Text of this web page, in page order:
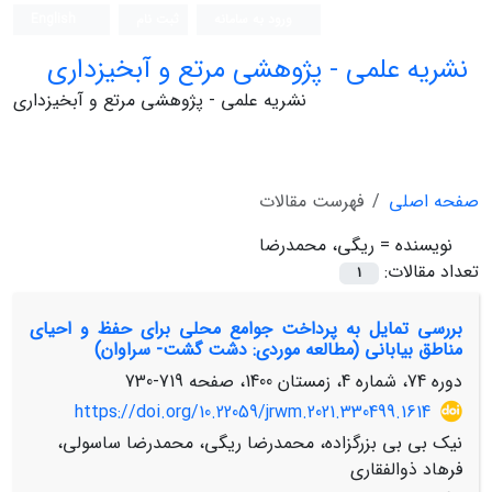
نشریه علمی - پژوهشی مرتع و آبخیزداری
نشریه علمی - پژوهشی مرتع و آبخیزداری
صفحه اصلی
فهرست مقالات
نویسنده = ریگی، محمدرضا
تعداد مقالات:
1
بررسی تمایل به پرداخت جوامع محلی برای حفظ و احیای
مناطق بیابانی (مطالعه موردی: دشت گشت- سراوان)
دوره 74، شماره 4، زمستان 1400، صفحه
719-730
https://doi.org/10.22059/jrwm.2021.330499.1614
نیک بی بی بزرگزاده، محمدرضا ریگی، محمدرضا ساسولی،
فرهاد ذوالفقاری